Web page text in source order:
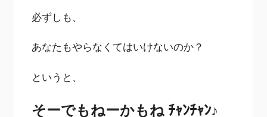
必ずしも、
あなたもやらなくてはいけないのか？
というと、
そーでもねーかもね ﾁｬﾝﾁｬﾝ♪